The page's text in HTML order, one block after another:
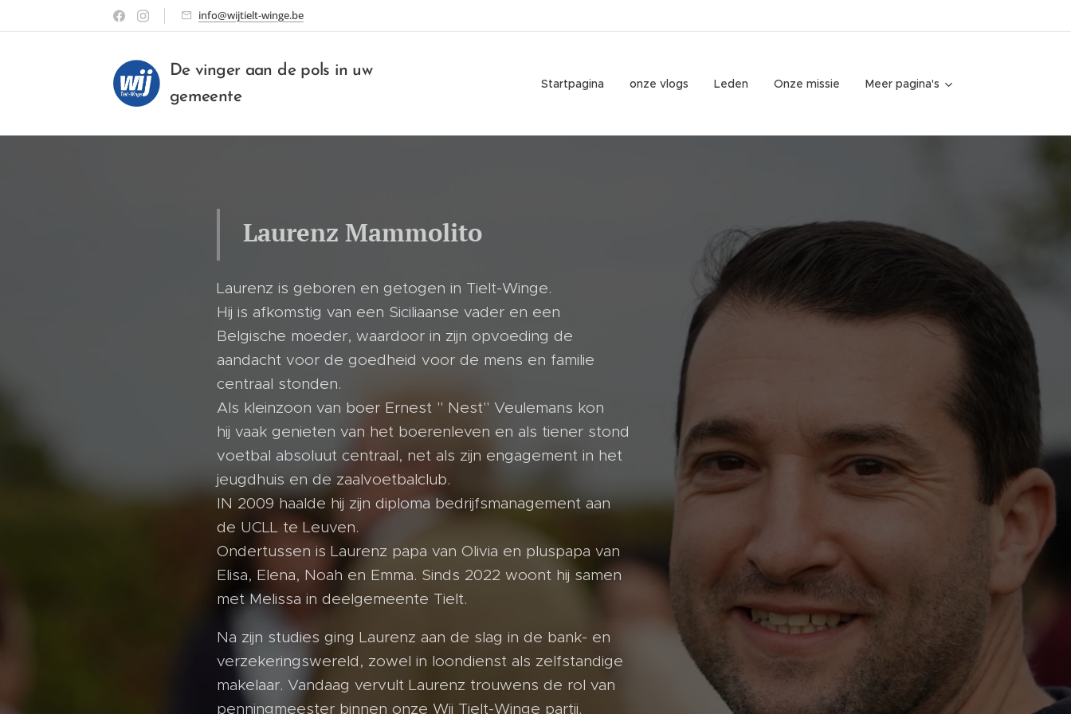
info@wijtielt-winge.be
De vinger aan de pols in uw
gemeente
Startpagina onze vlogs Leden Onze missie Meer pagina's
Laurenz Mammolito
Laurenz is geboren en getogen in Tielt-Winge.
Hij is afkomstig van een Siciliaanse vader en een
Belgische moeder, waardoor in zijn opvoeding de
aandacht voor de goedheid voor de mens en familie
centraal stonden.
Als kleinzoon van boer Ernest " Nest" Veulemans kon
hij vaak genieten van het boerenleven en als tiener stond
voetbal absoluut centraal, net als zijn engagement in het
jeugdhuis en de zaalvoetbalclub.
IN 2009 haalde hij zijn diploma bedrijfsmanagement aan
de UCLL te Leuven.
Ondertussen is Laurenz papa van Olivia en pluspapa van
Elisa, Elena, Noah en Emma. Sinds 2022 woont hij samen
met Melissa in deelgemeente Tielt.
Na zijn studies ging Laurenz aan de slag in de bank- en
verzekeringswereld, zowel in loondienst als zelfstandige
makelaar. Vandaag vervult Laurenz trouwens de rol van
penningmeester binnen onze Wij Tielt-Winge partij.